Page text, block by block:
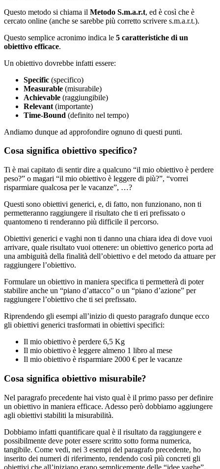
Questo metodo si chiama il Metodo S.m.a.r.t, ed è così che è
cercato online (anche se sarebbe più corretto scrivere s.m.a.r.t.).
Questo semplice acronimo indica le 5 caratteristiche di un
obiettivo efficace.
Un obiettivo dovrebbe infatti essere:
Specific (specifico)
Measurable (misurabile)
Achievable (raggiungibile)
Relevant (importante)
Time-Bound (definito nel tempo)
Andiamo dunque ad approfondire ognuno di questi punti.
Cosa significa obiettivo specifico?
Ti è mai capitato di sentir dire a qualcuno “il mio obiettivo è perdere
peso?” o magari “il mio obiettivo è leggere di più?”, “vorrei
risparmiare qualcosa per le vacanze”, …?
Questi sono obiettivi generici, e, di fatto, non funzionano, non ti
permetteranno raggiungere il risultato che ti eri prefissato o
quantomeno ti renderanno più difficile il percorso.
Obiettivi generici e vaghi non ti danno una chiara idea di dove vuoi
arrivare, quale risultato vuoi ottenere: un obiettivo generico porta ad
una ambiguità della finalità dell’obiettivo e del metodo da attuare per
raggiungere l’obiettivo.
Formulare un obiettivo in maniera specifica ti permetterà di poter
stabilire anche un “piano d’attacco” o un “piano d’azione” per
raggiungere l’obiettivo che ti sei prefissato.
Riprendendo gli esempi all’inizio di questo paragrafo dunque ecco
gli obiettivi generici trasformati in obiettivi specifici:
Il mio obiettivo è perdere 6,5 Kg
Il mio obiettivo è leggere almeno 1 libro al mese
Il mio obiettivo è risparmiare 2000 € per le vacanze
Cosa significa obiettivo misurabile?
Nel paragrafo precedente hai visto qual è il primo passo per definire
un obiettivo in maniera efficace. Adesso però dobbiamo aggiungere
agli obiettivi stabiliti la misurabilità.
Dobbiamo infatti quantificare qual è il risultato da raggiungere e
possibilmente deve poter essere scritto sotto forma numerica,
tangibile. Come vedi, nei 3 esempi del paragrafo precedente, ho
inserito dei numeri di riferimento, rendendo così più concreti gli
obiettivi che all’iniziano erano semplicemente delle “idee vaghe”.